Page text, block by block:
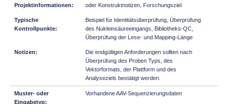
oder Konstruktnotizen, Forschungsziel
Beispiel für Identitätsüberprüfung, Überprüfung
des Nukleinsäureeingangs, Bibliotheks-QC,
Überprüfung der Lese- und Mapping-Länge
Die endgültigen Anforderungen sollten nach
Überprüfung des Proben Typs, des
Vektorformats, der Plattform und des
Analyseziels bestätigt werden.
Vorhandene AAV-Sequenzierungsdaten